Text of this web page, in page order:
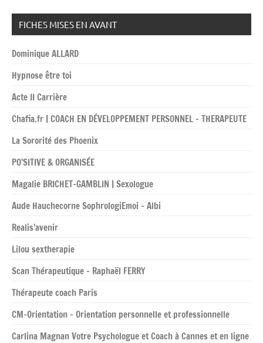
FICHES MISES EN AVANT
Dominique ALLARD
Hypnose être toi
Acte II Carrière
Chafia.fr | COACH EN DÉVELOPPEMENT PERSONNEL – THERAPEUTE
La Sororité des Phoenix
PO’SITIVE & ORGANISÉE
Magalie BRICHET-GAMBLIN | Sexologue
Aude Hauchecorne SophrologiEmoi – Albi
Realis’avenir
Lilou sextherapie
Scan Thérapeutique – Raphaël FERRY
Thérapeute coach Paris
CM-Orientation – Orientation personnelle et professionnelle
Carlina Magnan Votre Psychologue et Coach à Cannes et en ligne